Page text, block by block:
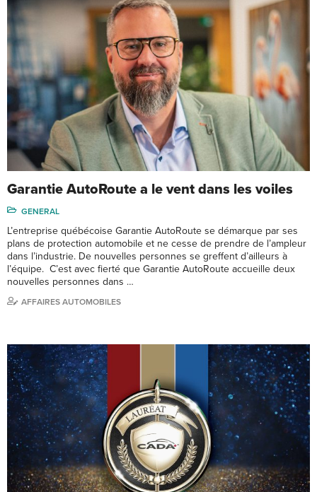
Garantie AutoRoute a le vent dans les voiles
GENERAL
L’entreprise québécoise Garantie AutoRoute se démarque par ses
plans de protection automobile et ne cesse de prendre de l’ampleur
dans l’industrie. De nouvelles personnes se greffent d’ailleurs à
l’équipe. C’est avec fierté que Garantie AutoRoute accueille deux
nouvelles personnes dans …
AFFAIRES AUTOMOBILES